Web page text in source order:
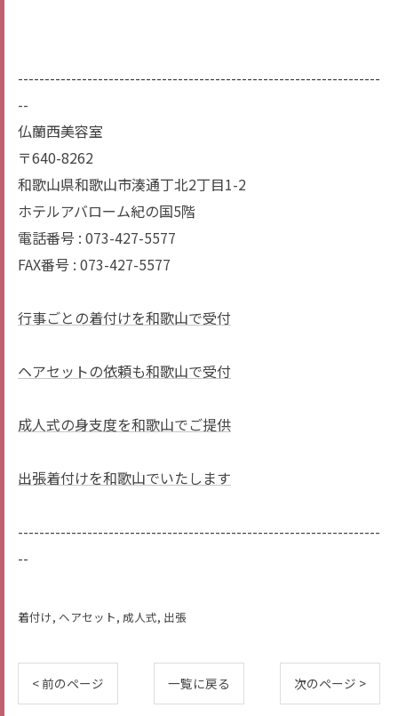
--------------------------------------------------------------------
--
仏蘭西美容室
〒640-8262
和歌山県和歌山市湊通丁北2丁目1-2
ホテルアバローム紀の国5階
電話番号 : 073-427-5577
FAX番号 : 073-427-5577
行事ごとの着付けを和歌山で受付
ヘアセットの依頼も和歌山で受付
成人式の身支度を和歌山でご提供
出張着付けを和歌山でいたします
--------------------------------------------------------------------
--
着付け ヘアセット 成人式 出張
< 前のページ 一覧に戻る 次のページ >